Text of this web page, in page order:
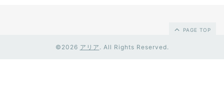
PAGE TOP
©2026 アリア . All Rights Reserved.